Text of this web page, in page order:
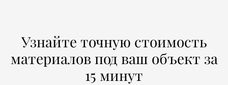
Узнайте точную стоимость
материалов под ваш объект за
15 минут